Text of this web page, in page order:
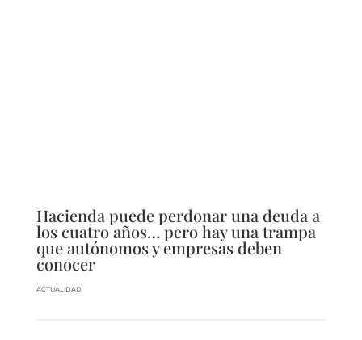
Hacienda puede perdonar una deuda a
los cuatro años… pero hay una trampa
que autónomos y empresas deben
conocer
ACTUALIDAD